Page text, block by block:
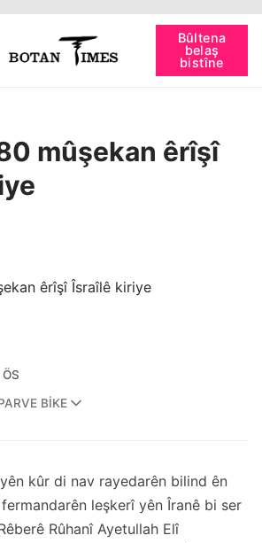
Bûltena
belaş
bistîne
mûşekan êrîşî
ÖS
BIKE
kûr di nav rayedarên bilind ên
leşkerî yên Îranê bi ser
Rûhanî Ayetullah Elî